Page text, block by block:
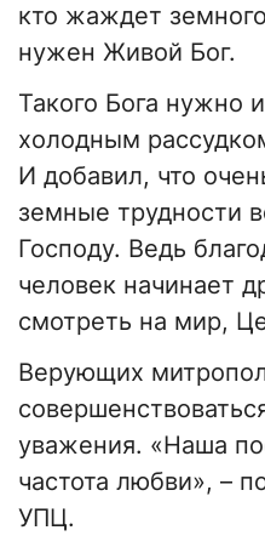
кто жаждет
нужен Живой Бог.
Такого Бога нужно
холодным
И добавил, что
земные трудности
Господу. Ведь
человек начинает
смотреть на мир,
Верующих
уважения. «Наша
частота любви», –
УПЦ.